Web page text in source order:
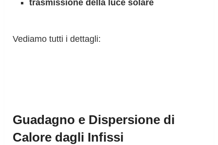
trasmissione della luce solare
Vediamo tutti i dettagli:
Guadagno e Dispersione di
Calore dagli Infissi